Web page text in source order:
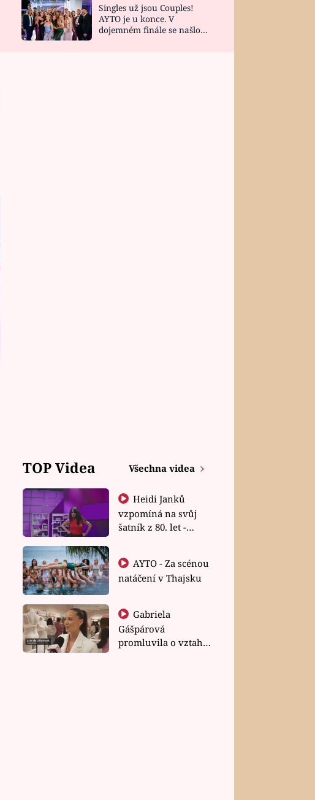
Singles už jsou Couples!
AYTO je u konce. V
dojemném finále se našlo
TOP Videa Všechna videa
Heidi Janků
vzpomíná na svůj
šatník z 80. let -
natáčení v Thajsku
Gabriela
Gášpárová
promluvila o vztahu